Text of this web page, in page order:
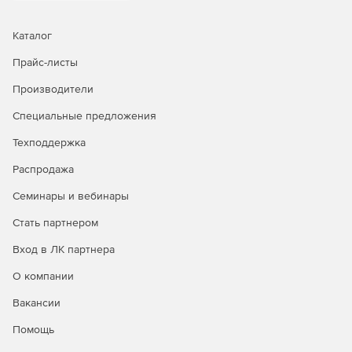
Каталог
Прайс-листы
Производители
Специальные предложения
Техподдержка
Распродажа
Семинары и вебинары
Стать партнером
Вход в ЛК партнера
О компании
Вакансии
Помощь